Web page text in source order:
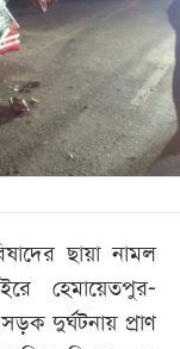
ছায়া নামল
হেমায়েতপুর-
দুর্ঘটনায় প্রাণ